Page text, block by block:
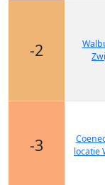
-2
-3
locatie